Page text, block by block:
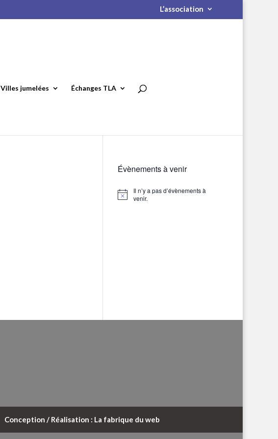
L’association
Villes jumelées Échanges TLA
Évènements à venir
Notice
Il n’y a pas d’évènements à
venir.
Conception / Réalisation : La fabrique du web